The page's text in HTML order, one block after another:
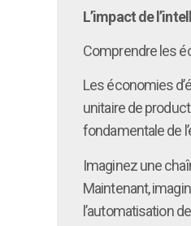
L’impact de
Comprendre les
Les économies
unitaire de
fondamentale de
Imaginez une
Maintenant,
l’automatisation